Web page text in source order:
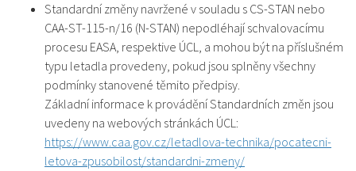
Standardní změny navržené v souladu s CS-STAN nebo
CAA-ST-115-n/16 (N-STAN) nepodléhají schvalovacímu
procesu EASA, respektive ÚCL, a mohou být na příslušném
typu letadla provedeny, pokud jsou splněny všechny
podmínky stanovené těmito předpisy.
Základní informace k provádění Standardních změn jsou
uvedeny na webových stránkách ÚCL:
https://www.caa.gov.cz/letadlova-technika/pocatecni-
letova-zpusobilost/standardni-zmeny/